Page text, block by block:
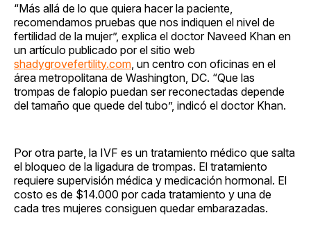
“Más allá de lo que quiera hacer la paciente,
recomendamos pruebas que nos indiquen el nivel de
fertilidad de la mujer”, explica el doctor Naveed Khan en
un artículo publicado por el sitio web
shadygrovefertility.com , un centro con oficinas en el
área metropolitana de Washington, DC. “Que las
trompas de falopio puedan ser reconectadas depende
del tamaño que quede del tubo”, indicó el doctor Khan.
Por otra parte, la IVF es un tratamiento médico que salta
el bloqueo de la ligadura de trompas. El tratamiento
requiere supervisión médica y medicación hormonal. El
costo es de $14.000 por cada tratamiento y una de
cada tres mujeres consiguen quedar embarazadas.